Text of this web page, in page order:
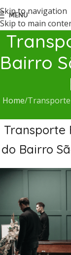
Skip to navigation
Skip to main
MENU
Bairro
Home
Transporte
do Bairro